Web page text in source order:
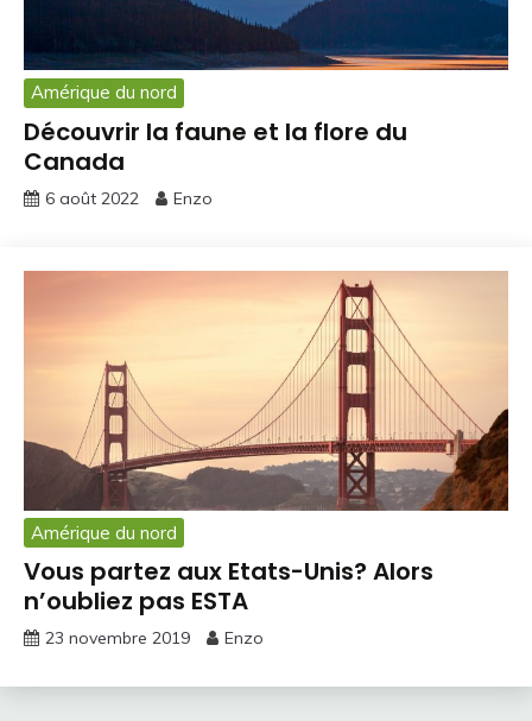
Amérique du nord
Découvrir la faune et la flore du
Canada
6 août 2022 Enzo
Amérique du nord
Vous partez aux Etats-Unis? Alors
n’oubliez pas ESTA
23 novembre 2019 Enzo